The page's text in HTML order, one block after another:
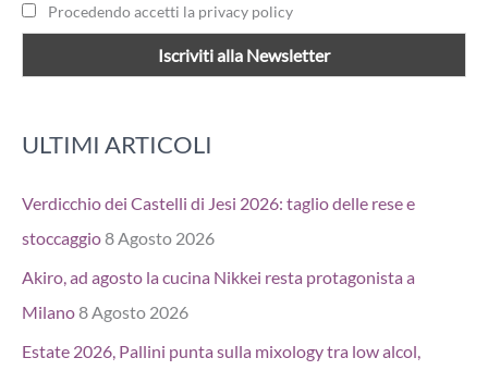
Procedendo accetti la privacy policy
ULTIMI ARTICOLI
Verdicchio dei Castelli di Jesi 2026: taglio delle rese e
stoccaggio8 Agosto 2026
Akiro, ad agosto la cucina Nikkei resta protagonista a
Milano8 Agosto 2026
Estate 2026, Pallini punta sulla mixology tra low alcol,